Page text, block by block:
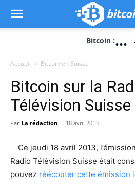
Bitcoin :...
Accueil Bitcoin en Suisse
Bitcoin sur la
Télévision Suisse
Par La rédaction - 18 avril 2013
Ce jeudi 18 avril 2013, l’émission
Radio Télévision Suisse était
pouvez réécouter cette émission